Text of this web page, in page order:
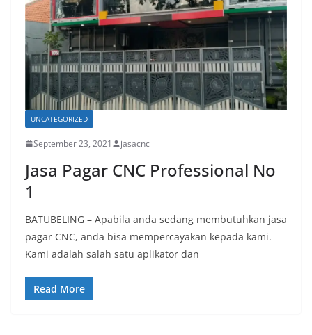
UNCATEGORIZED
September 23, 2021 jasacnc
Jasa Pagar CNC Professional No
1
BATUBELING – Apabila anda sedang membutuhkan jasa
pagar CNC, anda bisa mempercayakan kepada kami.
Kami adalah salah satu aplikator dan
Read More